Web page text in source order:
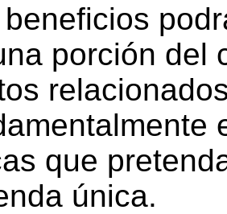
beneficios
porción del
que
única.